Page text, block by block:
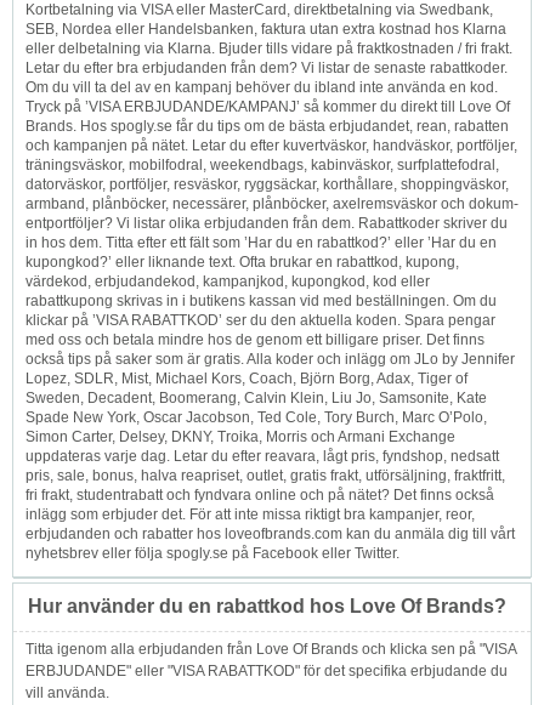
Kortbetalning via VISA eller MasterCard, direktbetalning via Swedbank,
SEB, Nordea eller Handelsbanken, faktura utan extra kostnad hos Klarna
eller delbetalning via Klarna. Bjuder tills vidare på fraktkostnaden / fri frakt.
Letar du efter bra erbjudanden från dem? Vi listar de senaste rabattkoder.
Om du vill ta del av en kampanj behöver du ibland inte använda en kod.
Tryck på ’VISA ERBJUDANDE/KAMPANJ’ så kommer du direkt till Love Of
Brands. Hos spogly.se får du tips om de bästa erbjudandet, rean, rabatten
och kampanjen på nätet. Letar du efter kuvertväskor, handväskor, portföljer,
träningsväskor, mobilfodral, weekendbags, kabinväskor, s­u­r­f­p­l­a­t­t­e­f­o­d­r­a­l,
datorväskor, portföljer, resväskor, ryggsäckar, korthållare, shoppingväskor,
armband, plånböcker, necessärer, plånböcker, axelremsväskor och d­o­k­u­m­
e­n­t­p­o­r­t­f­ö­l­j­e­r? Vi listar olika erbjudanden från dem. Rabattkoder skriver du
in hos dem. Titta efter ett fält som ’Har du en rabattkod?’ eller ’Har du en
kupongkod?’ eller liknande text. Ofta brukar en rabattkod, kupong,
värdekod, erbjudandekod, kampanjkod, kupongkod, kod eller
rabattkupong skrivas in i butikens kassan vid med beställningen. Om du
klickar på ’VISA RABATTKOD’ ser du den aktuella koden. Spara pengar
med oss och betala mindre hos de genom ett billigare priser. Det finns
också tips på saker som är gratis. Alla koder och inlägg om JLo by Jennifer
Lopez, SDLR, Mist, Michael Kors, Coach, Björn Borg, Adax, Tiger of
Sweden, Decadent, Boomerang, Calvin Klein, Liu Jo, Samsonite, Kate
Spade New York, Oscar Jacobson, Ted Cole, Tory Burch, Marc O’Polo,
Simon Carter, Delsey, DKNY, Troika, Morris och Armani Exchange
uppdateras varje dag. Letar du efter reavara, lågt pris, fyndshop, nedsatt
pris, sale, bonus, halva reapriset, outlet, gratis frakt, utförsäljning, fraktfritt,
fri frakt, studentrabatt och fyndvara online och på nätet? Det finns också
inlägg som erbjuder det. För att inte missa riktigt bra kampanjer, reor,
erbjudanden och rabatter hos loveofbrands.com kan du anmäla dig till vårt
nyhetsbrev eller följa spogly.se på Facebook eller Twitter.
Hur använder du en rabattkod hos Love Of Brands?
Titta igenom alla erbjudanden från Love Of Brands och klicka sen på "VISA
ERBJUDANDE" eller "VISA RABATTKOD" för det specifika erbjudande du
vill använda.